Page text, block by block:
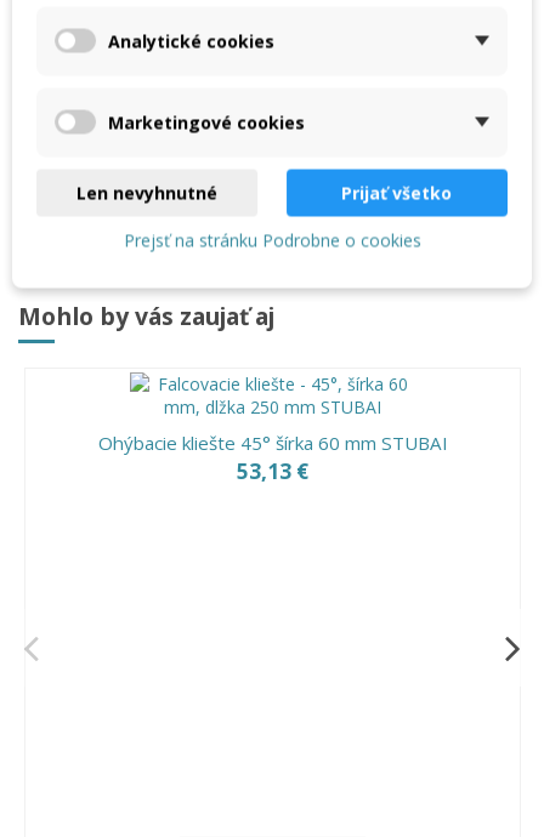
Recenzie(0)
Hmotnosť: 620 g
Mohlo by vás zaujať aj
Ohýbacie kliešte 45° šírka 60 mm STUBAI
53,13 €
Analytické cookies
Marketingové cookies
Len nevyhnutné Prijať všetko
Prejsť na stránku Podrobne o cookies